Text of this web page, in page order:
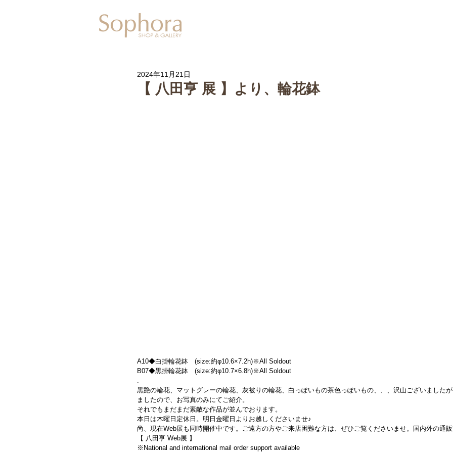
【 八田亨 展 】より、輪花鉢
2024年11月21日
A10◆白掛輪花鉢　(size:約φ10.6×7.2h)※All Soldout
B07◆黒掛輪花鉢　(size:約φ10.7×6.8h)※All Soldout
.
黒艶の輪花、マットグレーの輪花、灰被りの輪花、白っぽいもの茶色っぽいもの、、、沢山ございました
ましたので、お写真のみにてご紹介。
それでもまだまだ素敵な作品が並んでおります。
本日は木曜日定休日。明日金曜日よりお越しくださいませ♪
尚、現在Web展も同時開催中です。ご遠方の方やご来店困難な方は、ぜひご覧くださいませ。国内外の通販
【 八田亨 Web展 】
※National and international mail order support available